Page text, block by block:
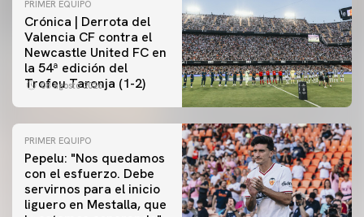
PRIMER EQUIPO
Crónica | Derrota del
Valencia CF contra el
Newcastle United FC en
la 54ª edición del
Trofeu Taronja (1-2)
08 agosto 2026
PRIMER EQUIPO
Pepelu: "Nos quedamos
con el esfuerzo. Debe
servirnos para el inicio
liguero en Mestalla, que
PRIMER EQUIPO